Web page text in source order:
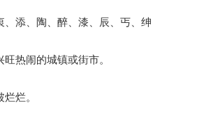
、添、陶、醉、漆、辰、丐、绅
旺热闹的城镇或街市。
烂。